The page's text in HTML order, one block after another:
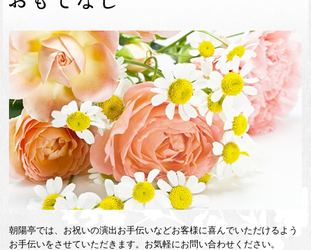
朝陽亭では、お祝いの演出お手伝いなどお客様に喜んでいただけるよう
お手伝いをさせていただきます。お気軽にお問い合わせください。